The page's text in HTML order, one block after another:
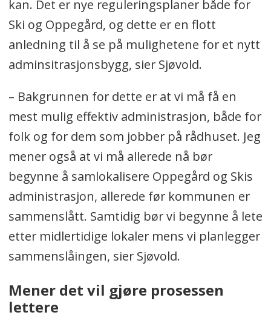
kan. Det er nye reguleringsplaner både for
Ski og Oppegård, og dette er en flott
anledning til å se på mulighetene for et nytt
adminsitrasjonsbygg, sier Sjøvold.
– Bakgrunnen for dette er at vi må få en
mest mulig effektiv administrasjon, både for
folk og for dem som jobber på rådhuset. Jeg
mener også at vi må allerede nå bør
begynne å samlokalisere Oppegård og Skis
administrasjon, allerede før kommunen er
sammenslått. Samtidig bør vi begynne å lete
etter midlertidige lokaler mens vi planlegger
sammenslåingen, sier Sjøvold.
Mener det vil gjøre prosessen
lettere